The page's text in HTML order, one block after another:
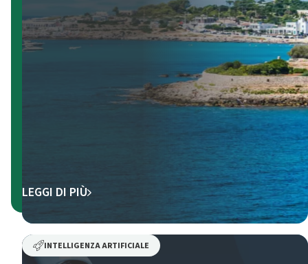
LEGGI DI PIÙ
INTELLIGENZA ARTIFICIALE